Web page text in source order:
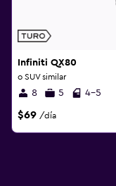
Infiniti QX80
o SUV similar
8 5 4-5
$69 /día